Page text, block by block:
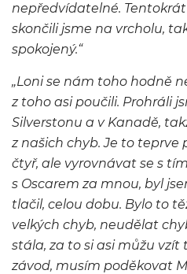
nepředvídatelné.
skončili jsme na vrcholu,
spokojený.“
„Loni se nám toho hodně
z toho asi poučili. Prohráli
Silverstonu a v Kanadě,
z našich chyb. Je to teprve
čtyř, ale vyrovnávat se s
s Oscarem za mnou, byl
tlačil, celou dobu. Bylo to
velkých chyb, neudělat
stála, za to si asi můžu vzít
závod, musím poděkovat